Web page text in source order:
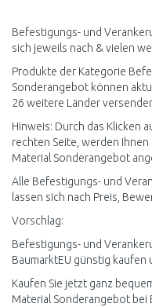
Befestigungs- und
sich jeweils nach & vielen
Produkte der Kategorie
Sonderangebot können
26 weitere Länder
Hinweis: Durch das Klicken
rechten Seite, werden
Material Sonderangebot
Alle Befestigungs- und
lassen sich nach Preis,
Vorschlag:
Befestigungs- und
BaumarktEU günstig kaufen
Kaufen Sie jetzt ganz
Material Sonderangebot bei